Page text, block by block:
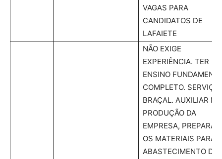
VAGAS PARA
CANDIDATOS DE
LAFAIETE
NÃO EXIGE
EXPERIÊNCIA. TER
ENSINO
COMPLETO. SERVIÇO
BRAÇAL. AUXILIAR NA
PRODUÇÃO DA
EMPRESA, PREPARAR
OS MATERIAIS PARA
ABASTECIMENTO DA